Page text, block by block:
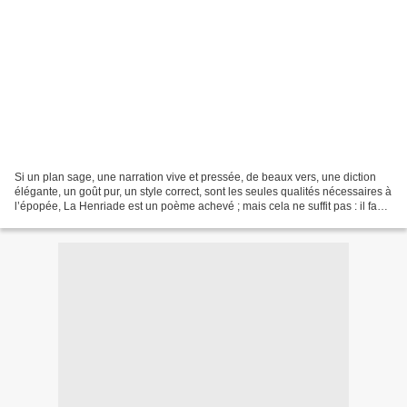
Si un plan sage, une narration vive et pressée, de beaux vers, une diction
élégante, un goût pur, un style correct, sont les seules qualités nécessaires à
l’épopée, La Henriade est un poème achevé ; mais cela ne suffit pas : il faut